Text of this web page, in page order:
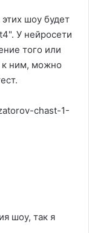
шоу будет
У нейросети
того или
к ним, можно
chast-1-
шоу, так я